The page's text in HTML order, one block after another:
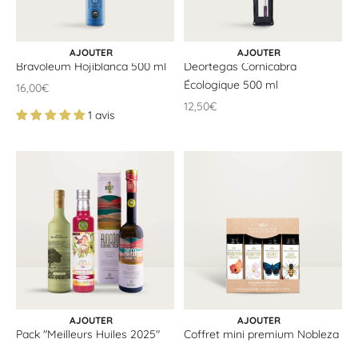
CHOISIR LES OPTIONS
AJOUTER
Bravoleum Hojiblanca 500 ml
Offrir un prix
16,00€
1 avis
AJOUTER AU PANIER
AJOUTER
Deortegas Cornicabra
Écologique 500 ml
Offrir un prix
12,50€
AJOUTER AU PANIER
AJOUTER
Pack "Meilleurs Huiles 2025"
AJOUTER AU PANIER
AJOUTER
Coffret mini premium Nobleza